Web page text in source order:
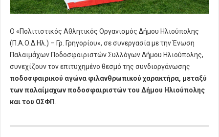
Ο «Πολιτιστικός Αθλητικός Οργανισμός Δήμου Ηλιούπολης
(Π.Α.Ο.Δ.Ηλ.) – Γρ. Γρηγορίου», σε συνεργασία με την Ένωση
Παλαιμάχων Ποδοσφαιριστών Συλλόγων Δήμου Ηλιούπολης,
συνεχίζουν τον επιτυχημένο θεσμό της συνδιοργάνωσης
ποδοσφαιρικού αγώνα φιλανθρωπικού χαρακτήρα, μεταξύ
των παλαίμαχων ποδοσφαιριστών του Δήμου Ηλιούπολης
και του ΟΣΦΠ